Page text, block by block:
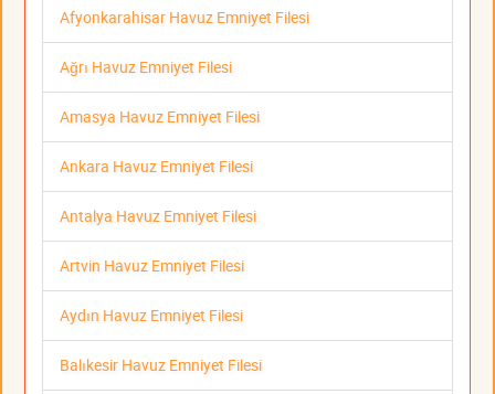
Afyonkarahisar Havuz Emniyet Filesi
Ağrı Havuz Emniyet Filesi
Amasya Havuz Emniyet Filesi
Ankara Havuz Emniyet Filesi
Antalya Havuz Emniyet Filesi
Artvin Havuz Emniyet Filesi
Aydın Havuz Emniyet Filesi
Balıkesir Havuz Emniyet Filesi